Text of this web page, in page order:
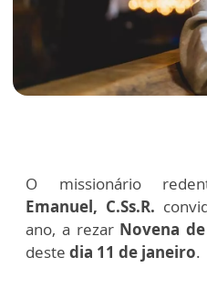
O missionário
Emanuel, C.Ss.R.
ano, a rezar Novena
deste dia 11 de janeiro.